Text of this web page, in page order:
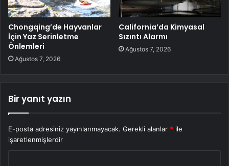
Chongqing’de Hayvanlar
İçin Yaz Serinletme
Önlemleri
Ağustos 7, 2026
California’da Kimyasal
Sızıntı Alarmı
Ağustos 7, 2026
Bir yanıt yazın
E-posta adresiniz yayınlanmayacak. Gerekli alanlar * ile
işaretlenmişlerdir